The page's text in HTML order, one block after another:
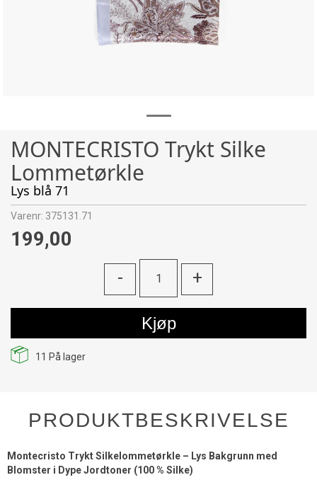
MONTECRISTO Trykt Silke
Lommetørkle
Lys blå 71
Varenr: 375131.71
199,00
- +
Kjøp
11 På lager
PRODUKTBESKRIVELSE
Montecristo Trykt Silkelommetørkle – Lys Bakgrunn med
Blomster i Dype Jordtoner (100 % Silke)